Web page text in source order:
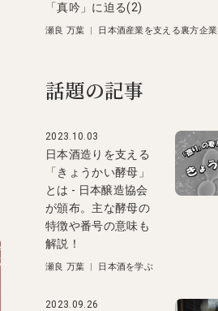
「真吟」に迫る(2)
瀬良 万葉 | 日本酒産業を支える裏方企業
話題の記事
2023.10.03
日本酒造りを支える
「きょうかい酵母」
とは - 日本醸造協会
が頒布。主な酵母の
特徴や番号の意味も
解説！
瀬良 万葉 | 日本酒を学ぶ
2023.09.26